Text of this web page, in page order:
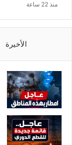
منذ 22 ساعة
الأخيرة